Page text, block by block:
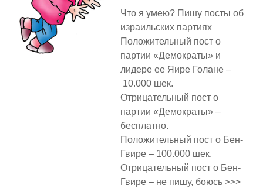
Что я умею? Пишу посты об
израильских партиях
Положительный пост о
партии «Демократы» и
лидере ее Яире Голане –
10.000 шек.
Отрицательный пост о
партии «Демократы» –
бесплатно.
Положительный пост о Бен-
Гвире – 100.000 шек.
Отрицательный пост о Бен-
Гвире – не пишу, боюсь >>>